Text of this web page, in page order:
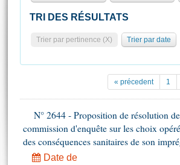
Pétitions
Projets de loi
Propositions de loi
Amendements
Textes adoptés
Statistiques et chiffres clés
Documents de référence
( Constitution | Règlement de l'Assemblée
Juniors
Contacts et plan d'accès
Photos libres de droit
TRI DES RÉSULTATS
Trier par pertinence (X) Trier par date
« précedent 1
N° 2644 - Proposition de résolution
commission d'enquête sur les choix
des conséquences sanitaires de son
Date de